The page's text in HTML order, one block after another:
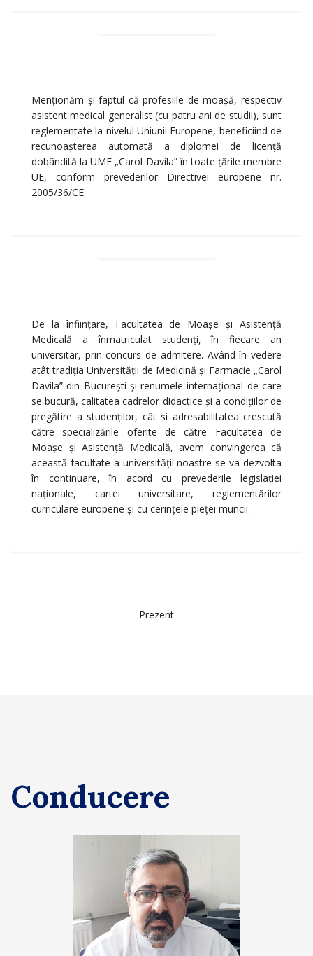
Menţionăm şi faptul că profesiile de moaşă, respectiv
asistent medical generalist (cu patru ani de studii), sunt
reglementate la nivelul Uniunii Europene, beneficiind de
recunoaşterea automată a diplomei de licenţă
dobândită la UMF „Carol Davila” în toate ţările membre
UE, conform prevederilor Directivei europene nr.
2005/36/CE.
De la înfiinţare, Facultatea de Moașe și Asistenţă
Medicală a înmatriculat studenţi, în fiecare an
universitar, prin concurs de admitere. Având în vedere
atât tradiţia Universităţii de Medicină şi Farmacie „Carol
Davila” din Bucureşti şi renumele internaţional de care
se bucură, calitatea cadrelor didactice şi a condiţiilor de
pregătire a studenţilor, cât şi adresabilitatea crescută
către specializările oferite de către Facultatea de
Moaşe şi Asistenţă Medicală, avem convingerea că
această facultate a universităţii noastre se va dezvolta
în continuare, în acord cu prevederile legislaţiei
naţionale, cartei universitare, reglementărilor
curriculare europene şi cu cerinţele pieţei muncii.
Prezent
Conducere